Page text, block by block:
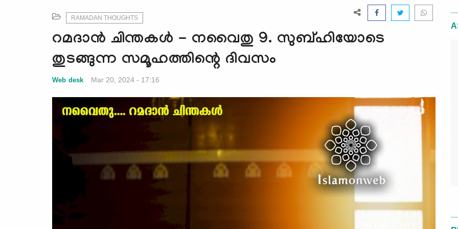
RAMADAN THOUGHTS
റമദാന്‍ ചിന്തകള്‍ - നവൈതു 9. സുബ്ഹിയോടെ
തുടങ്ങുന്ന സമൂഹത്തിന്റെ ദിവസം
Web desk Mar 20, 2024 - 17:16